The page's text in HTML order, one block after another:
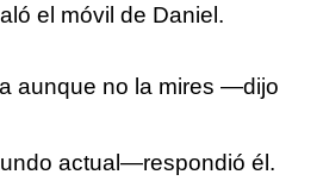
el móvil de Daniel.
aunque no la mires —dijo
actual—respondió él.